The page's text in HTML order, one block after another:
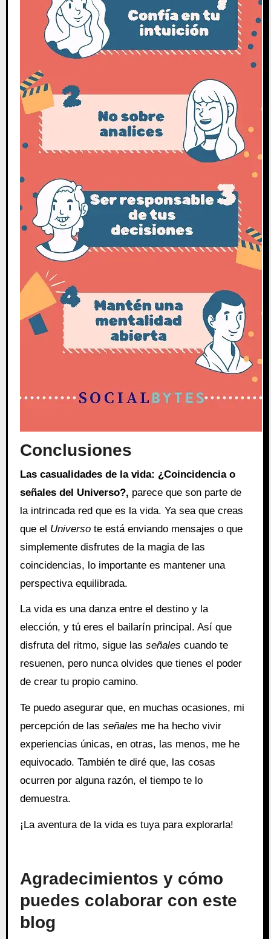
Conclusiones
Las casualidades de la vida: ¿Coincidencia o
señales del Universo?, parece que son parte de
la intrincada red que es la vida. Ya sea que creas
que el Universote está enviando mensajes o que
simplemente disfrutes de la magia de las
coincidencias, lo importante es mantener una
perspectiva equilibrada.
La vida es una danza entre el destino y la
elección, y tú eres el bailarín principal. Así que
disfruta del ritmo, sigue las señales cuando te
resuenen, pero nunca olvides que tienes el poder
de crear tu propio camino.
Te puedo asegurar que, en muchas ocasiones, mi
percepción de las señales me ha hecho vivir
experiencias únicas, en otras, las menos, me he
equivocado. También te diré que, las cosas
ocurren por alguna razón, el tiempo te lo
demuestra.
¡La aventura de la vida es tuya para explorarla!
Agradecimientos y cómo
puedes colaborar con este
blog